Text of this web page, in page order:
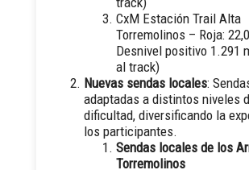
CxM Estación Trail Alta
Torremolinos – Roja:
Desnivel positivo 1.291
al track)
Nuevas sendas locales:
adaptadas a distintos niveles
dificultad, diversificando la
los participantes.
Sendas locales de los
Torremolinos